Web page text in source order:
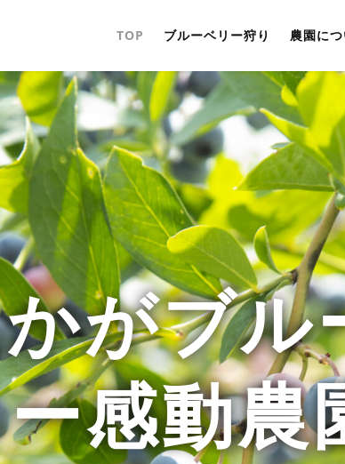
TOP ブルーベリー狩り 農園に
がブル
ー感動農